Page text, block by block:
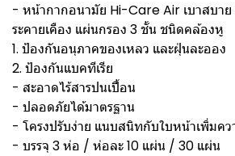
- หน้ากากอนามัย Hi-Care Air เบาสบาย
ระคายเคือง แผ่นกรอง 3 ชั้น ชนิดคล้องหู
1. ป้องกันอนุภาคของเหลว และฝุ่นละออง
2. ป้องกันแบคทีเรีย
- สะอาดไร้สารปนเปื้อน
- ปลอดภัยได้มาตรฐาน
- โครงปรับง่าย แนบสนิทกับใบหน้าเพิ่มค
- บรรจุ 3 ห่อ / ห่อละ 10 แผ่น / 30 แผ่น